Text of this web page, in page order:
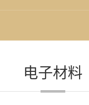
电子材料